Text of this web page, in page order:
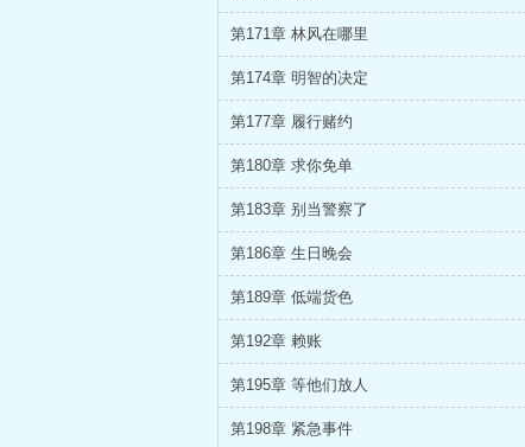
第171章 林风在哪里
第174章 明智的决定
第177章 履行赌约
第180章 求你免单
第183章 别当警察了
第186章 生日晚会
第189章 低端货色
第192章 赖账
第195章 等他们放人
第198章 紧急事件